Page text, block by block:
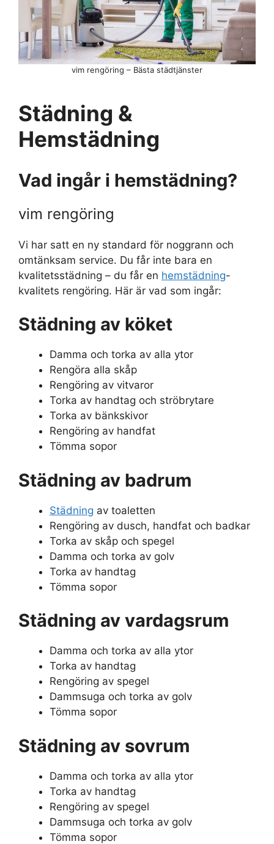
vim rengöring – Bästa städtjänster
Städning &
Hemstädning
Vad ingår i hemstädning?
vim rengöring
Vi har satt en ny standard för noggrann och
omtänksam service. Du får inte bara en
kvalitetsstädning – du får en hemstädning-
kvalitets rengöring. Här är vad som ingår:
Städning av köket
Damma och torka av alla ytor
Rengöra alla skåp
Rengöring av vitvaror
Torka av handtag och ströbrytare
Torka av bänkskivor
Rengöring av handfat
Tömma sopor
Städning av badrum
Städning av toaletten
Rengöring av dusch, handfat och badkar
Torka av skåp och spegel
Damma och torka av golv
Torka av handtag
Tömma sopor
Städning av vardagsrum
Damma och torka av alla ytor
Torka av handtag
Rengöring av spegel
Dammsuga och torka av golv
Tömma sopor
Städning av sovrum
Damma och torka av alla ytor
Torka av handtag
Rengöring av spegel
Dammsuga och torka av golv
Tömma sopor